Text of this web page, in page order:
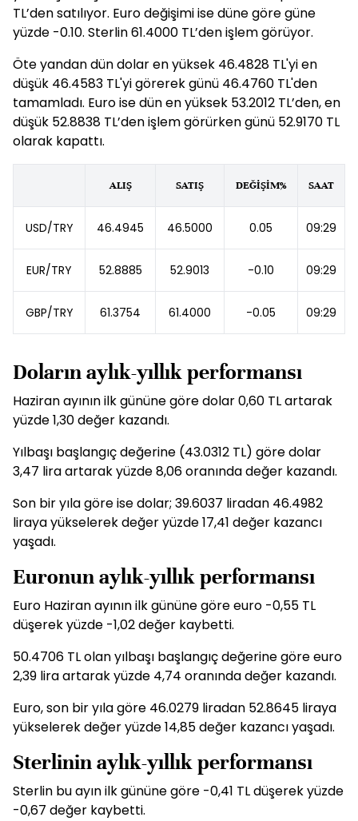
TL’den satılıyor. Euro değişimi ise düne göre güne
yüzde -0.10. Sterlin 61.4000 TL’den işlem görüyor.
Öte yandan dün dolar en yüksek 46.4828 TL'yi en
düşük 46.4583 TL'yi görerek günü 46.4760 TL'den
tamamladı. Euro ise dün en yüksek 53.2012 TL’den, en
düşük 52.8838 TL’den işlem görürken günü 52.9170 TL
olarak kapattı.
ALIŞ SATIŞ DEĞİŞİM% SAAT
USD/TRY 46.4945 46.5000 0.05 09:29
EUR/TRY 52.8885 52.9013 -0.10 09:29
GBP/TRY 61.3754 61.4000 -0.05 09:29
Doların aylık-yıllık performansı
Haziran ayının ilk gününe göre dolar 0,60 TL artarak
yüzde 1,30 değer kazandı.
Yılbaşı başlangıç değerine (43.0312 TL) göre dolar
3,47 lira artarak yüzde 8,06 oranında değer kazandı.
Son bir yıla göre ise dolar; 39.6037 liradan 46.4982
liraya yükselerek değer yüzde 17,41 değer kazancı
yaşadı.
Euronun aylık-yıllık performansı
Euro Haziran ayının ilk gününe göre euro -0,55 TL
düşerek yüzde -1,02 değer kaybetti.
50.4706 TL olan yılbaşı başlangıç değerine göre euro
2,39 lira artarak yüzde 4,74 oranında değer kazandı.
Euro, son bir yıla göre 46.0279 liradan 52.8645 liraya
yükselerek değer yüzde 14,85 değer kazancı yaşadı.
Sterlinin aylık-yıllık performansı
Sterlin bu ayın ilk gününe göre -0,41 TL düşerek yüzde
-0,67 değer kaybetti.